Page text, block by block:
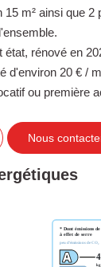
m² ainsi que 2
état, rénové en
d'environ 20 € /
ou première
Nous